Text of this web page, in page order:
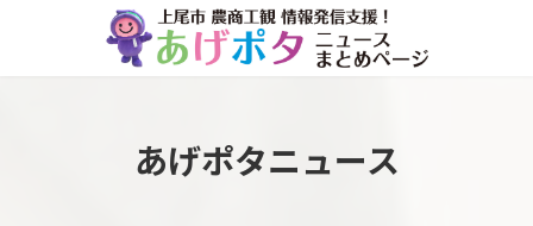
あげポタニュース